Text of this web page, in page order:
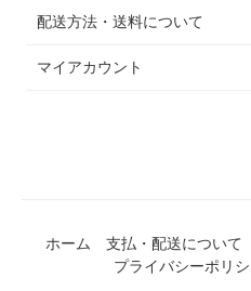
配送方法・送料について
マイアカウント
ホーム 支払・配送について
プライバシーポリ